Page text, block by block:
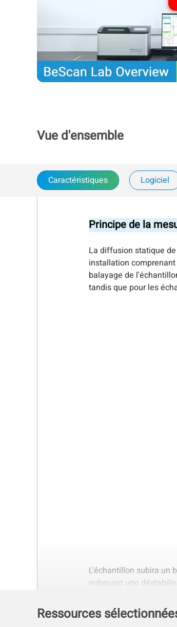
Vue d'ensemble
Caractéristiques Logiciel
Principe de la
La diffusion statique
installation
balayage de
tandis que pour les
L'échantillon subira un
indiquant une
Ressources